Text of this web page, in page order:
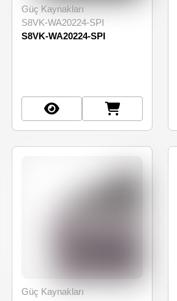
Güç Kaynakları
S8VK-WA20224-SPI
S8VK-WA20224-SPI
Güç Kaynakları